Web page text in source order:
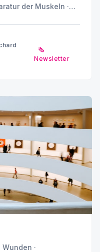
der Muskeln ·
🗞️
Newsletter
·